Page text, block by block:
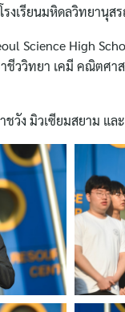
งเรียนมหิดลวิทยานุส
Science High
ชีววิทยา เคมี คณิตศ
วัง มิวเซียมสยาม แล